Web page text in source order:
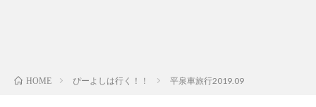
HOME ぴーよしは行く！！ 平泉車旅行2019.09